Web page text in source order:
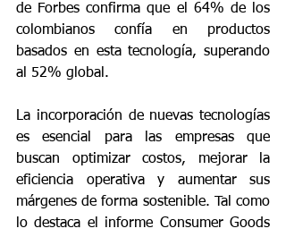
de Forbes confirma que el 64% de los
colombianos confía en productos
basados en esta tecnología, superando
al 52% global.
La incorporación de nuevas tecnologías
es esencial para las empresas que
buscan optimizar costos, mejorar la
eficiencia operativa y aumentar sus
márgenes de forma sostenible. Tal como
lo destaca el informe Consumer Goods